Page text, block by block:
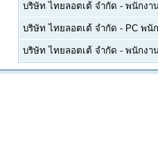
บริษัท ไทยลอตเต้ จำกัด - พนักงา
บริษัท ไทยลอตเต้ จำกัด - PC พนั
บริษัท ไทยลอตเต้ จำกัด - พนักงา